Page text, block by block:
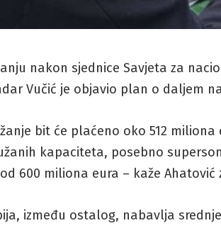
nakon sjednice Savjeta za
Vučić je objavio plan o daljem
bit će plaćeno oko 512
kapaciteta, posebno
600 miliona eura – kaže Ahatović
između ostalog, nabavlja